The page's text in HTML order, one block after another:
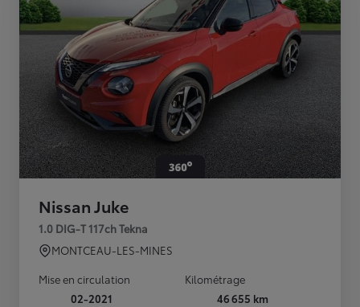
Nissan Juke
1.0 DIG-T 117ch Tekna
MONTCEAU-LES-MINES
Mise en circulation
02-2021
Kilométrage
46 655 km